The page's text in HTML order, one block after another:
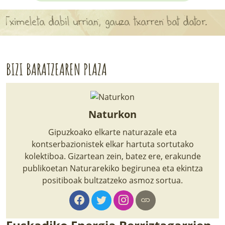
APARTEN MAPA
LURRERAKO BIDE LAGUN
HASI NAHI AL DUZU? 8 URRATS
BIZI BARATZEA LIBURUA
SENDABELARRAK
ETXEKO LANDAREAK
LANDAREPEDIA
ALBISTEAK
dabil urrian, gauza txarren bat dator.
BIZI BARATZEAREN PLAZA
Naturkon
Gipuzkoako elkarte naturazale eta
kontserbazionistek elkar hartuta sortutako
kolektiboa. Gizartean zein, batez ere, erakunde
publikoetan Naturarekiko begirunea eta ekintza
positiboak bultzatzeko asmoz sortua.